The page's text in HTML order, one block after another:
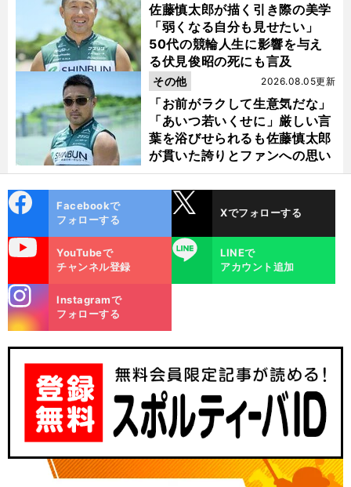
人
」
、
給
、
？
前
佐藤慎太郎が描く引き際の美学
「弱くなる自分も見せたい」
50代の競輪人生に影響を与え
る伏見俊昭の死にも言及
「お前がラクして生意気だな」
「あいつ若いくせに」厳しい言
葉を浴びせられるも佐藤慎太郎
が貫いた誇りとファンへの思い
2026.08.05更新
その他
ok
Facebookで
フォローする
Xでフォローする
YouTubeで
チャンネル登録
LINE
LINEで
アカウント追加
m
Instagramで
フォローする